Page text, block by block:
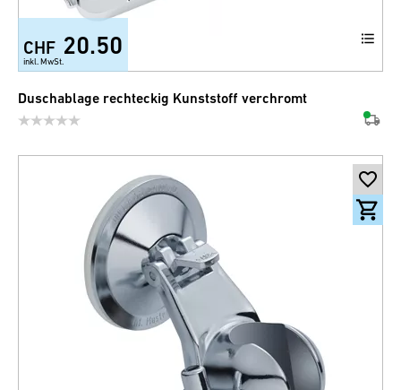
CHF 20.50
inkl. MwSt.
Duschablage rechteckig Kunststoff verchromt